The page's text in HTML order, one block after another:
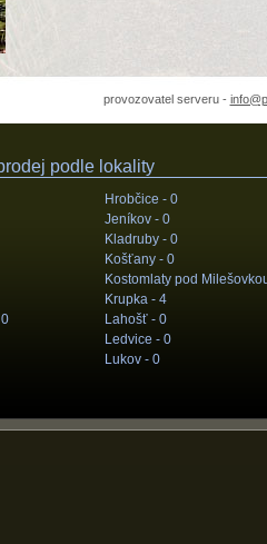
provozovatel serveru -
podle lokality
0
Hrobčice - 0
Jeníkov - 0
Kladruby - 0
Košťany - 0
Kostomlaty pod
Krupka - 4
Lahošť - 0
Ledvice - 0
Lukov - 0